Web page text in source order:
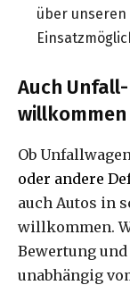
über unseren
Auch
willkommen
Ob
oder andere
auch Autos in
willkommen.
Bewertung
unabhängig